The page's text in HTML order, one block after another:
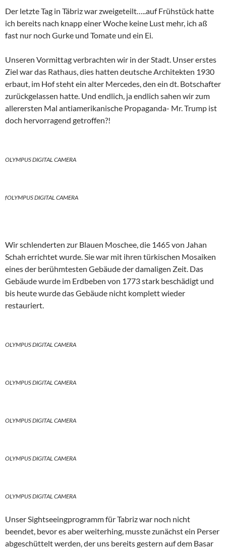
Der letzte Tag in Täbriz war zweigeteilt…..auf Frühstück hatte
ich bereits nach knapp einer Woche keine Lust mehr, ich aß
fast nur noch Gurke und Tomate und ein Ei.
Unseren Vormittag verbrachten wir in der Stadt. Unser erstes
Ziel war das Rathaus, dies hatten deutsche Architekten 1930
erbaut, im Hof steht ein alter Mercedes, den ein dt. Botschafter
zurückgelassen hatte. Und endlich, ja endlich sahen wir zum
allerersten Mal antiamerikanische Propaganda- Mr. Trump ist
doch hervorragend getroffen?!
OLYMPUS DIGITAL CAMERA
fOLYMPUS DIGITAL CAMERA
Wir schlenderten zur Blauen Moschee, die 1465 von Jahan
Schah errichtet wurde. Sie war mit ihren türkischen Mosaiken
eines der berühmtesten Gebäude der damaligen Zeit. Das
Gebäude wurde im Erdbeben von 1773 stark beschädigt und
bis heute wurde das Gebäude nicht komplett wieder
restauriert.
OLYMPUS DIGITAL CAMERA
OLYMPUS DIGITAL CAMERA
OLYMPUS DIGITAL CAMERA
OLYMPUS DIGITAL CAMERA
OLYMPUS DIGITAL CAMERA
Unser Sightseeingprogramm für Tabriz war noch nicht
beendet, bevor es aber weiterhing, musste zunächst ein Perser
abgeschüttelt werden, der uns bereits gestern auf dem Basar